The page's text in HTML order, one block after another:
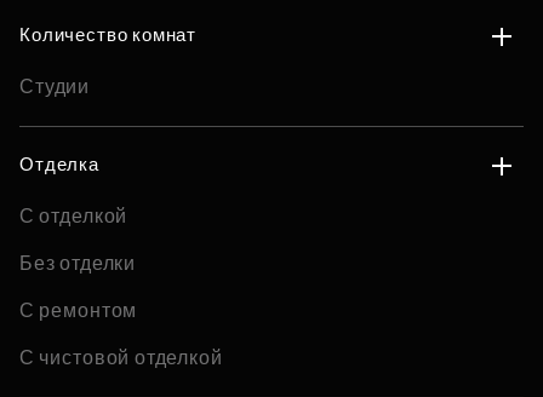
Количество комнат
Студии
Отделка
С отделкой
Без отделки
С ремонтом
С чистовой отделкой